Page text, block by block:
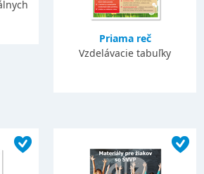
Priama reč
Vzdelávacie tabuľky